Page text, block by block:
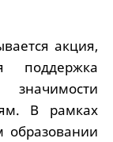
акция,
поддержка
В рамках